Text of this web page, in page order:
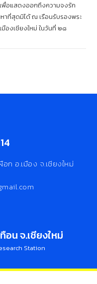
อแสดงออกถึงความจงรัก
ที่สุดมิได้ ณ เรือนรับรองพระ
องเชียงใหม่ ในวันที่ ๒๘
ก อ.เมือง จ.เชียงใหม่
น จ.เชียงใหม่
Station